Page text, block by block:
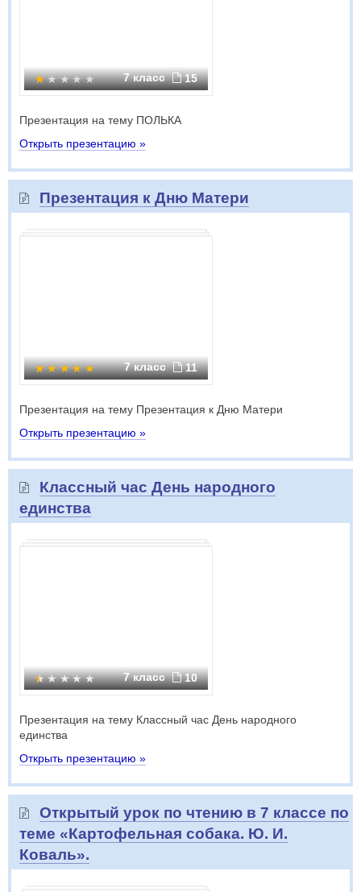
7 класс 15
Презентация на тему ПОЛЬКА
Открыть презентацию »
Презентация к Дню Матери
7 класс 11
Презентация на тему Презентация к Дню Матери
Открыть презентацию »
Классный час День народного
единства
7 класс 10
Презентация на тему Классный час День народного
единства
Открыть презентацию »
Открытый урок по чтению в 7 классе по
теме «Картофельная собака. Ю. И.
Коваль».